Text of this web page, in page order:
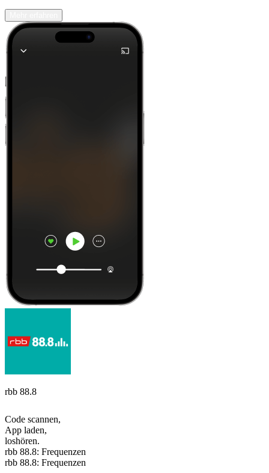
rbb 88.8
Code scannen,
App laden,
loshören.
rbb 88.8: Frequenzen
rbb 88.8: Frequenzen